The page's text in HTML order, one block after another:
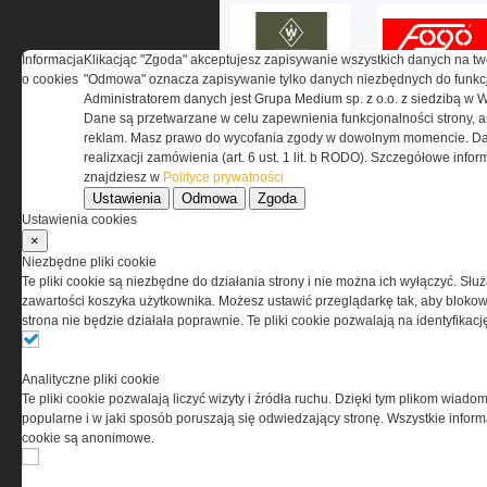
O NAS
i wyposażeniu jednostek specjalnych w
i na świecie.
Informacja
o cookies
Klikacjąc "Zgoda" akceptujesz zapisywanie wszystkich danych na
"Odmowa" oznacza zapisywanie tylko danych niezbędnych do
Administratorem danych jest Grupa Medium sp. z o.o. z siedzibą w
Dane są przetwarzane w celu zapewnienia funkcjonalności strony,
reklam. Masz prawo do wycofania zgody w dowolnym momencie.
realizxacji zamówienia (art. 6 ust. 1 lit. b RODO). Szczegółowe
znajdziesz w Polityce prywatności
Ustawienia Odmowa Zgoda
Ustawienia cookies
×
Niezbędne pliki cookie
Te pliki cookie są niezbędne do działania strony i nie można ich wyłączyć.
zawartości koszyka użytkownika. Możesz ustawić przeglądarkę tak, aby
strona nie będzie działała poprawnie. Te pliki cookie pozwalają na
Analityczne pliki cookie
Te pliki cookie pozwalają liczyć wizyty i źródła ruchu. Dzięki tym plikom
popularne i w jaki sposób poruszają się odwiedzający stronę. Wszystkie
cookie są anonimowe.